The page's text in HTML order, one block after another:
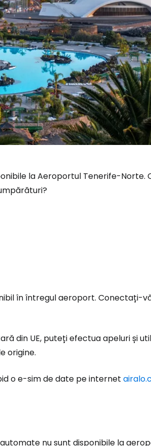
la Aeroportul Tenerife-Norte.
în întregul aeroport. Conectați-
din UE, puteți efectua apeluri și
origine.
o e-sim de date pe internet
nu sunt disponibile la